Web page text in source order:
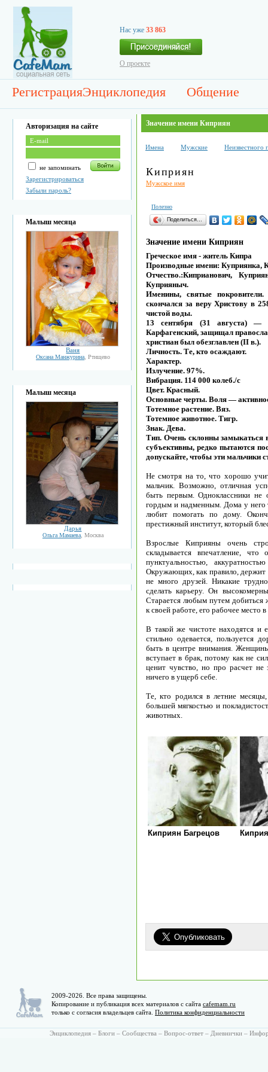
Нас уже 33 863
О проекте
РегистрацияЭнциклопедия Общение
Авторизация на сайте
не запоминать
Зарегистрироваться
Забыли пароль?
Малыш месяца
Ваня
Оксана Манжурина, Ртищево
Малыш месяца
Дарья
Ольга Мамаева, Москва
Значение имени Киприян
Имена Мужские Неизвестного
Киприян
Мужское имя
Полезно
Поделиться…
Значение имени Киприян
Греческое имя - житель Кипра
Производные имени: Куприянка,
Отчество.:Киприанович,
Куприяныч.
Именины, святые
скончался за веру Христову в
чистой воды.
13 сентября (31 августа) —
Карфагенский, защищал
христиан был обезглавлен (II в.).
Личность. Те, кто осаждают.
Характер.
Излучение. 97%.
Вибрация. 114 000 колеб./с
Цвет. Красный.
Основные черты. Воля —
Тотемное растение. Вяз.
Тотемное животное. Тигр.
Знак. Дева.
Тип. Очень склонны замыкаться
субъективны, редко пытаются
допускайте, чтобы эти мальчики
Не смотря на то, что хорошо
мальчик. Возможно, отличная
быть первым. Одноклассники
гордым и надменным. Дома у него
любит помогать по дому.
престижный институт, который
Взрослые Киприяны очень
складывается впечатление,
пунктуальностью,
Окружающих, как правило, держит
не много друзей. Никакие
сделать карьеру. Он
Старается любым путем добиться
к своей работе, его рабочее место
В такой же чистоте находятся и
стильно одевается, пользуется
быть в центре внимания.
вступает в брак, потому как не
ценит чувство, но про расчет
ничего в ущерб себе.
Те, кто родился в летние
большей мягкостью и
животных.
Киприян Багрецов
2009-2026. Все права защищены.
Копирование и публикация всех материалов с сайта cafemam.ru
только с согласия владельцев сайта. Политика конфиденциальности
Энциклопедия – Блоги – Сообщества – Вопрос-ответ – Дневнички –